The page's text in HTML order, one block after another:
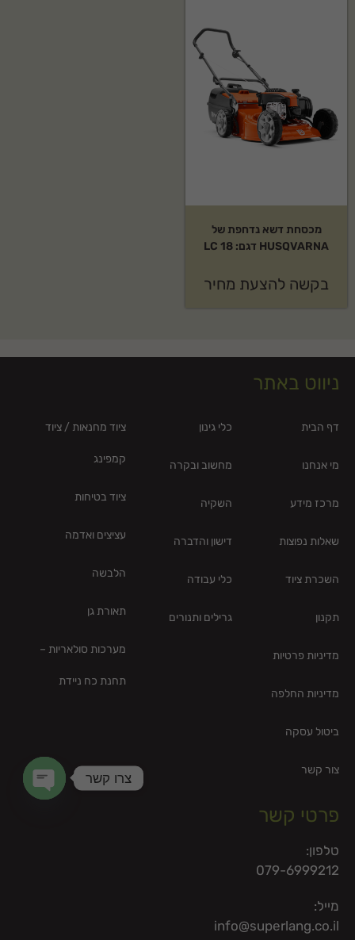
מכסחת דשא נדחפת של
HUSQVARNA דגם: LC 18
בקשה להצעת מחיר
ניווט באתר
דף הבית
מי אנחנו
מרכז מידע
שאלות נפוצות
השכרת ציוד
תקנון
מדיניות פרטיות
מדיניות החלפה
ביטול עסקה
צור קשר
כלי גינון
מחשוב ובקרה
השקיה
דישון והדברה
כלי עבודה
גרילים ותנורים
ציוד מחנאות / ציוד
קמפינג
ציוד בטיחות
עציצים ואדמה
הלבשה
תאורת גן
מערכות סולאריות –
תחנת כח ניידת
פרטי קשר
טלפון:
079-6999212
מייל:
info@superlang.co.il
צרו קשר